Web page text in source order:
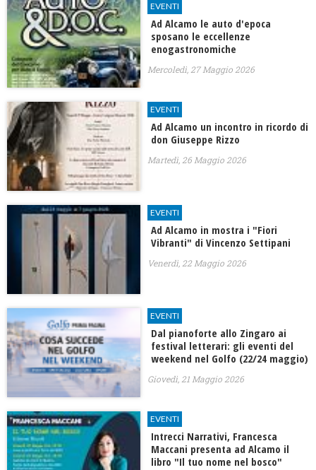
EVENTI
Ad Alcamo le auto d'epoca
sposano le eccellenze
enogastronomiche
Mercoledì, 27 Maggio 2026
EVENTI
Ad Alcamo un incontro in ricordo di
don Giuseppe Rizzo
Martedì, 26 Maggio 2026
EVENTI
Ad Alcamo in mostra i "Fiori
Vibranti" di Vincenzo Settipani
Venerdì, 22 Maggio 2026
EVENTI
Dal pianoforte allo Zingaro ai
festival letterari: gli eventi del
weekend nel Golfo (22/24 maggio)
Giovedì, 21 Maggio 2026
EVENTI
Intrecci Narrativi, Francesca
Maccani presenta ad Alcamo il
libro "Il tuo nome nel bosco"